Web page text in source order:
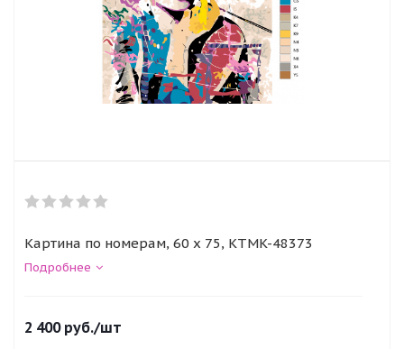
Картина по номерам, 60 x 75, KTMK-48373
Подробнее
2 400руб./шт